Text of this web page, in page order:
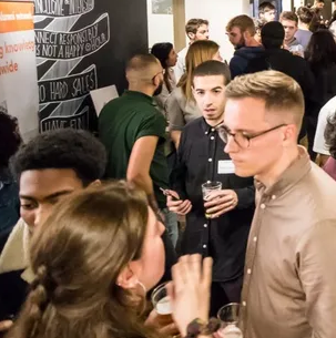
direct elevator from 1F or B2 to the 6th floor
video)
スマートフォンで！
受付のQRコードを読み込み、Thursday
ください。 （※チケットのプリントア
scan the QR code and enjoy Thursday
tickets needed.)